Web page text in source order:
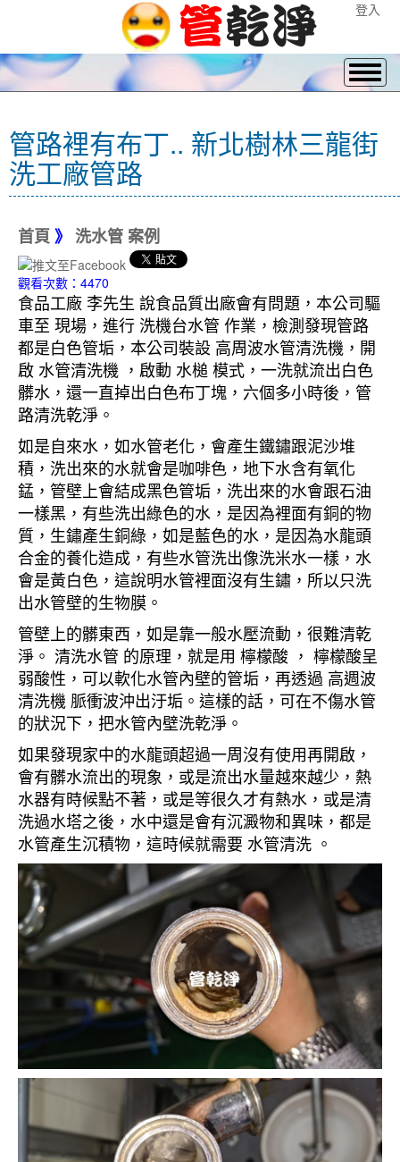
登入
管路裡有布丁.. 新北樹林三龍街
洗工廠管路
首頁 》 洗水管 案例
觀看次數：4470
食品工廠 李先生 說食品質出廠會有問題，本公司驅
車至 現場，進行 洗機台水管 作業，檢測發現管路
都是白色管垢，本公司裝設 高周波水管清洗機，開
啟 水管清洗機 ，啟動 水槌 模式，一洗就流出白色
髒水，還一直掉出白色布丁塊，六個多小時後，管
路清洗乾淨。
如是自來水，如水管老化，會產生鐵鏽跟泥沙堆
積，洗出來的水就會是咖啡色，地下水含有氧化
錳，管壁上會結成黑色管垢，洗出來的水會跟石油
一樣黑，有些洗出綠色的水，是因為裡面有銅的物
質，生鏽產生銅綠，如是藍色的水，是因為水龍頭
合金的養化造成，有些水管洗出像洗米水一樣，水
會是黃白色，這說明水管裡面沒有生鏽，所以只洗
出水管壁的生物膜。
管壁上的髒東西，如是靠一般水壓流動，很難清乾
淨。 清洗水管 的原理，就是用 檸檬酸 ， 檸檬酸呈
弱酸性，可以軟化水管內壁的管垢，再透過 高週波
清洗機 脈衝波沖出汙垢。這樣的話，可在不傷水管
的狀況下，把水管內壁洗乾淨。
如果發現家中的水龍頭超過一周沒有使用再開啟，
會有髒水流出的現象，或是流出水量越來越少，熱
水器有時候點不著，或是等很久才有熱水，或是清
洗過水塔之後，水中還是會有沉澱物和異味，都是
水管產生沉積物，這時候就需要 水管清洗 。